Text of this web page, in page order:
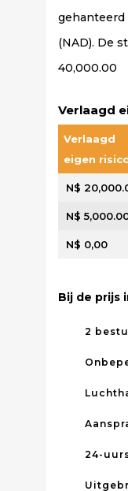
gehanteerd
(NAD). De
40,000.00
Verlaagd
Verlaagd
eigen
N$
N$
N$ 0,00
Bij de prijs
2
24-